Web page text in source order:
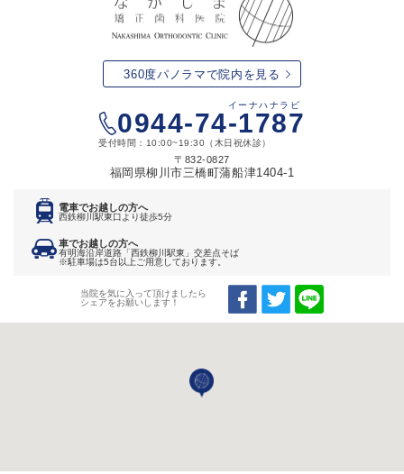
360度パノラマで院内を見る
0944-74-1787
イーナハナラビ
受付時間：10:00~19:30（木日祝休診）
〒832-0827
福岡県柳川市三橋町蒲船津1404-1
電車でお越しの方へ
西鉄柳川駅東口より徒歩5分
車でお越しの方へ
有明海沿岸道路「西鉄柳川駅東」交差点そば
※駐車場は5台以上ご用意しております。
当院を気に入って頂けましたら
シェアをお願いします！